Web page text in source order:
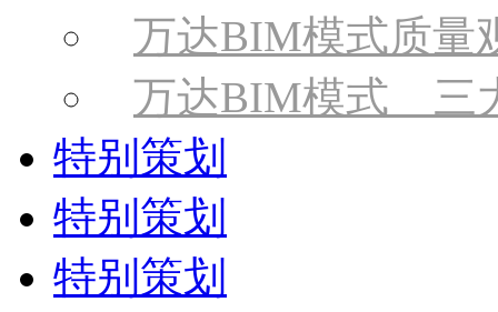
万达BIM模式质量
万达BIM模式 三
特别策划
特别策划
特别策划